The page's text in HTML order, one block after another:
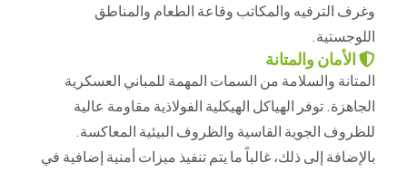
وغرف الترفيه والمكاتب وقاعة الطعام والمناطق
اللوجستية.
الأمان والمتانة
المتانة والسلامة من السمات المهمة للمباني العسكرية
الجاهزة. توفر الهياكل الهيكلية الفولاذية مقاومة عالية
للظروف الجوية القاسية والظروف البيئية المعاكسة.
بالإضافة إلى ذلك، غالباً ما يتم تنفيذ ميزات أمنية إضافية في